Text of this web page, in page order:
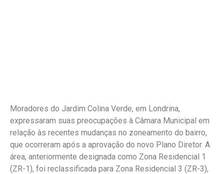
Moradores do Jardim Colina Verde, em Londrina,
expressaram suas preocupações à Câmara Municipal em
relação às recentes mudanças no zoneamento do bairro,
que ocorreram após a aprovação do novo Plano Diretor. A
área, anteriormente designada como Zona Residencial 1
(ZR-1), foi reclassificada para Zona Residencial 3 (ZR-3),